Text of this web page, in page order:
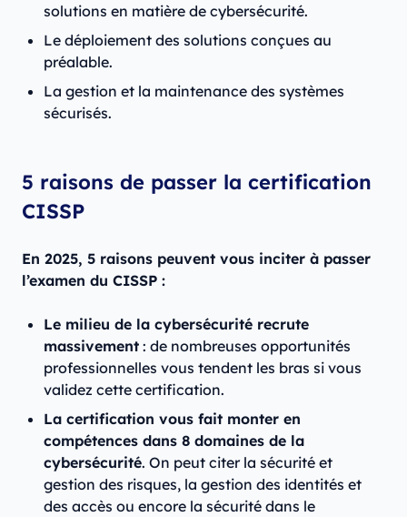
solutions en matière de cybersécurité.
Le déploiement des solutions conçues au
préalable.
La gestion et la maintenance des systèmes
sécurisés.
5 raisons de passer la certification
CISSP
En 2025, 5 raisons peuvent vous inciter à passer
l’examen du CISSP :
Le milieu de la cybersécurité recrute
massivement : de nombreuses opportunités
professionnelles vous tendent les bras si vous
validez cette certification.
La certification vous fait monter en
compétences dans 8 domaines de la
cybersécurité. On peut citer la sécurité et
gestion des risques, la gestion des identités et
des accès ou encore la sécurité dans le